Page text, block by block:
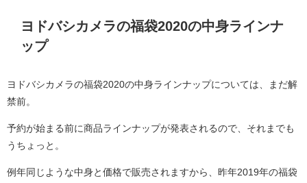
ヨドバシカメラの福袋2020の中身ラインナ
ップ
ヨドバシカメラの福袋2020の中身ラインナップについては、まだ解
禁前。
予約が始まる前に商品ラインナップが発表されるので、それまでも
うちょっと。
例年同じような中身と価格で販売されますから、昨年2019年の福袋